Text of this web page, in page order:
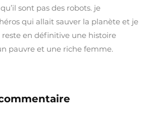
sont pas des robots. je
qui allait sauver la planète et je
en définitive une histoire
pauvre et une riche femme.